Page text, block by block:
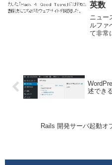
英数
ニュー
ルファ
て非常
の傾
は知
述でき
Rails 開発サーバ起動オ